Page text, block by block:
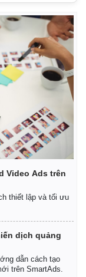
Video Ads trên
thiết lập và tối ưu
dịch quảng
dẫn cách tạo
trên SmartAds.